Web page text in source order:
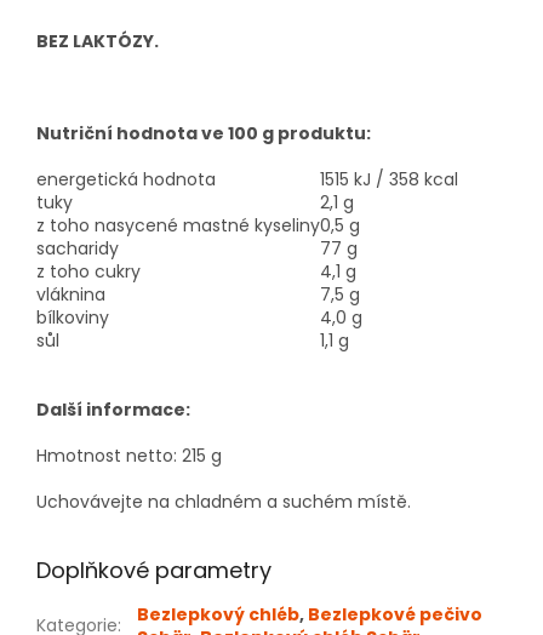
BEZ LAKTÓZY.
Nutriční hodnota ve 100 g produktu:
energetická hodnota
1515 kJ / 358 kcal
tuky
2,1 g
z toho nasycené mastné kyseliny0,5 g
sacharidy
77 g
z toho cukry
4,1 g
vláknina
7,5 g
bílkoviny
4,0 g
sůl
1,1 g
Další informace:
Hmotnost netto: 215 g
Uchovávejte na chladném a suchém místě.
Doplňkové parametry
Kategorie: Bezlepkový chléb, Bezlepkové pečivo